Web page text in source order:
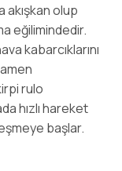
akışkan olup
eğilimindedir.
kabarcıklarını
rulo
hızlı hareket
başlar.